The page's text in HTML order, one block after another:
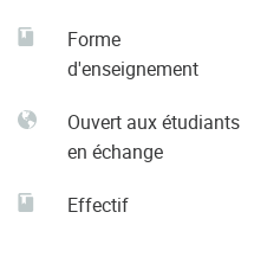
Forme
d'enseignement
Ouvert aux étudiants
en échange
Effectif